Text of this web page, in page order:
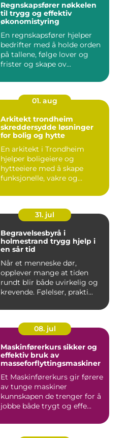
Regnskapsfører nøkkelen
til trygg og effektiv
økonomistyring
En regnskapsfører hjelper
bedrifter med å holde orden
på tallene, følge lover og
frister og skape ov...
01. aug
Arkitekt trondheim
skreddersydde løsninger
for bolig og hytte
En arkitekt i Trondheim
hjelper boligeiere og
hytteeiere med å skape
funksjonelle, vakre og
31. jul
Begravelsesbyrå i
holmestrand trygg hjelp i
en sår tid
Når et menneske dør,
opplever mange at tiden
rundt blir både uvirkelig og
krevende. Følelser, prakti...
08. jul
Maskinførerkurs sikker og
effektiv bruk av
masseforflyttingsmaskiner
Et Maskinførerkurs gir førere
av tunge maskiner
kunnskapen de trenger for å
jobbe både trygt og effe...